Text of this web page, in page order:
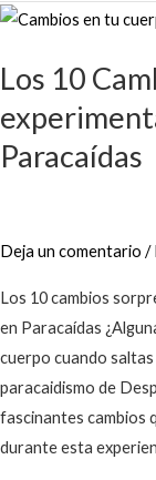
Los 10
Paracaídas
Deja un comentario /
Los 10 cambios
en Paracaídas
cuerpo cuando
paracaidismo de
fascinantes cambios
durante esta
Los
Cambios
sorprendentes
experimenta
al